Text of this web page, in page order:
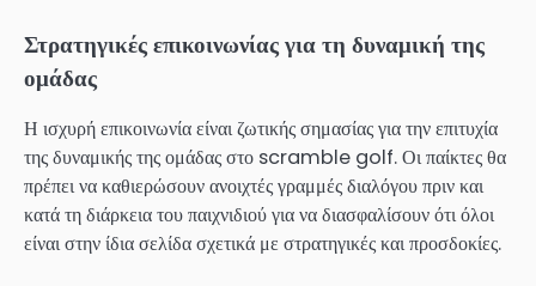
Στρατηγικές επικοινωνίας για τη δυναμική της
ομάδας
Η ισχυρή επικοινωνία είναι ζωτικής σημασίας για την επιτυχία
της δυναμικής της ομάδας στο scramble golf. Οι παίκτες θα
πρέπει να καθιερώσουν ανοιχτές γραμμές διαλόγου πριν και
κατά τη διάρκεια του παιχνιδιού για να διασφαλίσουν ότι όλοι
είναι στην ίδια σελίδα σχετικά με στρατηγικές και προσδοκίες.